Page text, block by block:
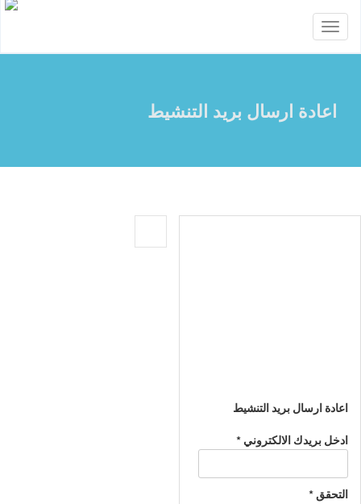
Toggle
navigation
اعادة ارسال بريد التنشيط
اعادة ارسال بريد التنشيط
ادخل بريدك الالكتروني *
التحقق *